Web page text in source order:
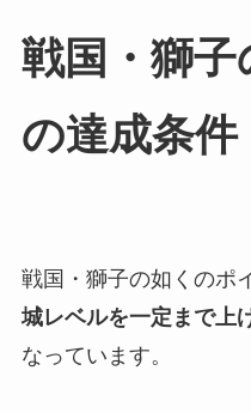
戦国・獅
の達成条件
戦国・獅子の如くのポ
城レベルを一定まで上
なっています。